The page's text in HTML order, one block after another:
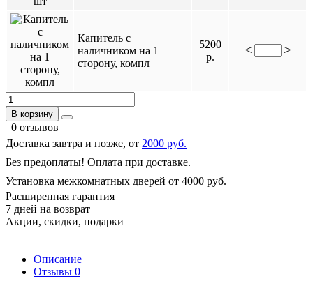
Капитель с
наличником на 1
сторону, компл
5200
р.
< >
В корзину
0 отзывов
Доставка завтра и позже, от 2000 руб.
Без предоплаты! Оплата при доставке.
Установка межкомнатных дверей от 4000 руб.
Расширенная гарантия
7 дней на возврат
Акции, скидки, подарки
Описание
Отзывы 0